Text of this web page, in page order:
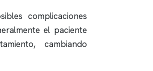
complicaciones
el paciente
cambiando